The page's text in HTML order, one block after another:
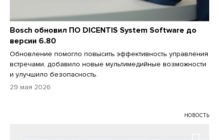
Bosch обновил ПО DICENTIS System Software до
версии 6.80
Обновление помогло повысить эффективность управления
встречами, добавило новые мультимедийные возможности
и улучшило безопасность.
29 мая 2026
НОВОСТЬ